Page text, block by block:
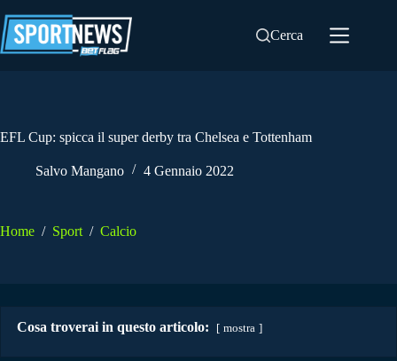
al
contenuto
Cerca
EFL Cup: spicca il super derby tra Chelsea e Tottenham
Salvo Mangano 4 Gennaio 2022
Home / Sport / Calcio
Cosa troverai in questo articolo: mostra